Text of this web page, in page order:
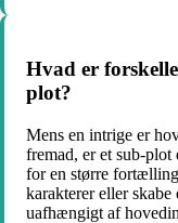
Hvad er
plot?
Mens en intrige er
fremad, er et sub-plot
for en større
karakterer eller
uafhængigt af